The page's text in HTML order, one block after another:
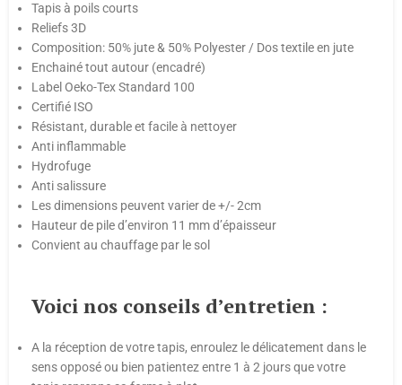
Tapis à poils courts
Reliefs 3D
Composition: 50% jute & 50% Polyester / Dos textile en jute
Enchainé tout autour (encadré)
Label Oeko-Tex Standard 100
Certifié ISO
Résistant, durable et facile à nettoyer
Anti inflammable
Hydrofuge
Anti salissure
Les dimensions peuvent varier de +/- 2cm
Hauteur de pile d’environ 11 mm d’épaisseur
Convient au chauffage par le sol
Voici nos conseils d’entretien :
A la réception de votre tapis, enroulez le délicatement dans le
sens opposé ou bien patientez entre 1 à 2 jours que votre